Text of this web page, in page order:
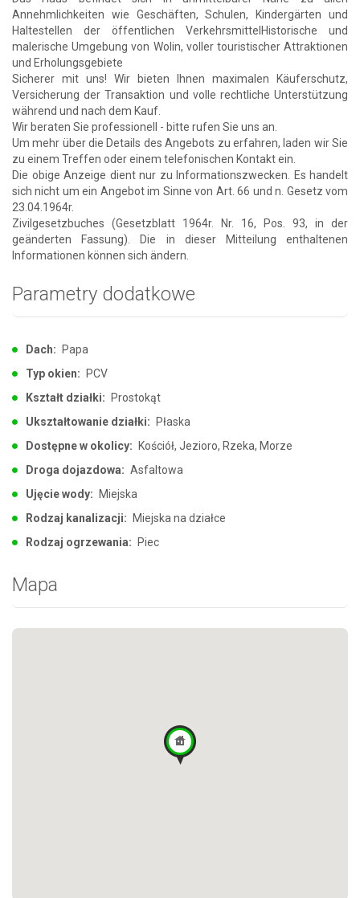
Annehmlichkeiten wie Geschäften, Schulen, Kindergärten und
Haltestellen der öffentlichen VerkehrsmittelHistorische und
malerische Umgebung von Wolin, voller touristischer Attraktionen
und Erholungsgebiete
Sicherer mit uns! Wir bieten Ihnen maximalen Käuferschutz,
Versicherung der Transaktion und volle rechtliche Unterstützung
während und nach dem Kauf.
Wir beraten Sie professionell - bitte rufen Sie uns an.
Um mehr über die Details des Angebots zu erfahren, laden wir Sie
zu einem Treffen oder einem telefonischen Kontakt ein.
Die obige Anzeige dient nur zu Informationszwecken. Es handelt
sich nicht um ein Angebot im Sinne von Art. 66 und n. Gesetz vom
23.04.1964r.
Zivilgesetzbuches (Gesetzblatt 1964r. Nr. 16, Pos. 93, in der
geänderten Fassung). Die in dieser Mitteilung enthaltenen
Informationen können sich ändern.
Parametry dodatkowe
Dach: Papa
Typ okien: PCV
Kształt działki: Prostokąt
Ukształtowanie działki: Płaska
Dostępne w okolicy: Kościół, Jezioro, Rzeka, Morze
Droga dojazdowa: Asfaltowa
Ujęcie wody: Miejska
Rodzaj kanalizacji: Miejska na działce
Rodzaj ogrzewania: Piec
Mapa